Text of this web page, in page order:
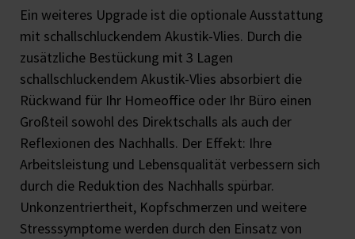
Ein weiteres Upgrade ist die optionale Ausstattung
mit schallschluckendem Akustik-Vlies. Durch die
zusätzliche Bestückung mit 3 Lagen
schallschluckendem Akustik-Vlies absorbiert die
Rückwand für Ihr Homeoffice oder Ihr Büro einen
Großteil sowohl des Direktschalls als auch der
Reflexionen des Nachhalls. Der Effekt: Ihre
Arbeitsleistung und Lebensqualität verbessern sich
durch die Reduktion des Nachhalls spürbar.
Unkonzentriertheit, Kopfschmerzen und weitere
Stresssymptome werden durch den Einsatz von